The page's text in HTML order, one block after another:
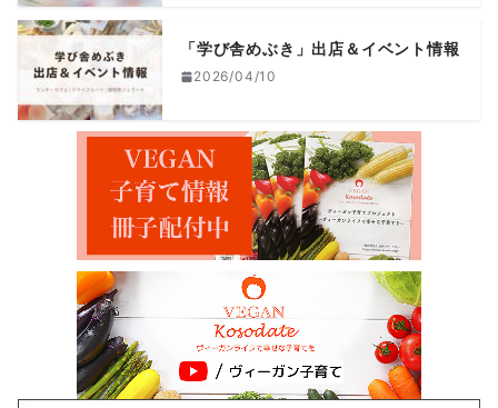
「学び舎めぶき」出店＆イベント情報
2026/04/10